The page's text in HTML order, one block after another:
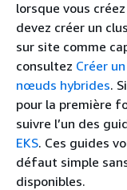
lorsque vous
devez créer un
sur site comme
consultez Créer
nœuds hybrides.
pour la première
suivre l’un des
EKS. Ces guides
défaut simple
disponibles.